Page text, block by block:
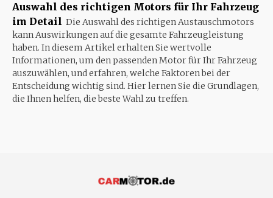
Auswahl des richtigen Motors für Ihr Fahrzeug
im Detail Die Auswahl des richtigen Austauschmotors
kann Auswirkungen auf die gesamte Fahrzeugleistung
haben. In diesem Artikel erhalten Sie wertvolle
Informationen, um den passenden Motor für Ihr Fahrzeug
auszuwählen, und erfahren, welche Faktoren bei der
Entscheidung wichtig sind. Hier lernen Sie die Grundlagen,
die Ihnen helfen, die beste Wahl zu treffen.